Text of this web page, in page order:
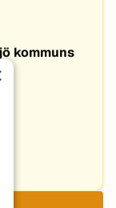
kommuns